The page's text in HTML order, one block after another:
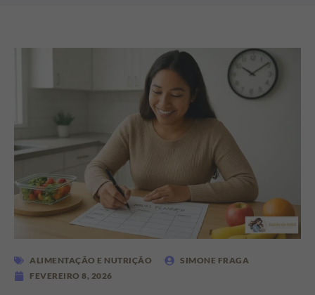
ALIMENTAÇÃO E NUTRIÇÃO
SIMONE FRAGA
FEVEREIRO 8, 2026